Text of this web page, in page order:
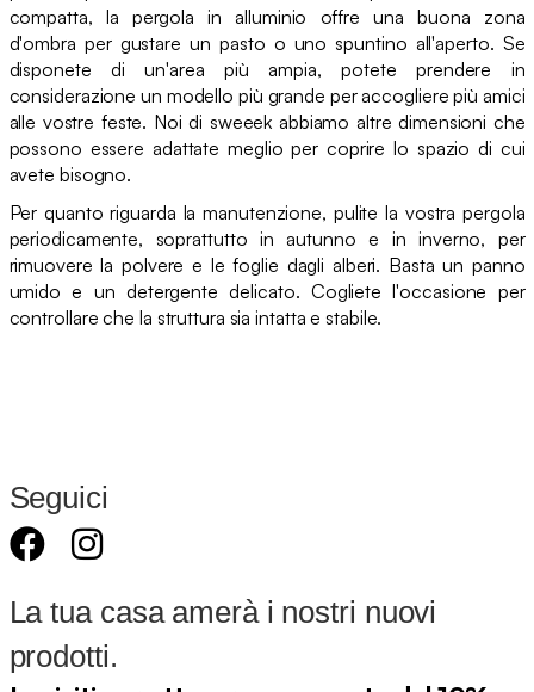
compatta, la pergola in alluminio offre una buona zona
d'ombra per gustare un pasto o uno spuntino all'aperto. Se
disponete di un'area più ampia, potete prendere in
considerazione un modello più grande per accogliere più amici
alle vostre feste. Noi di sweeek abbiamo altre dimensioni che
possono essere adattate meglio per coprire lo spazio di cui
avete bisogno.
Per quanto riguarda la manutenzione, pulite la vostra pergola
periodicamente, soprattutto in autunno e in inverno, per
rimuovere la polvere e le foglie dagli alberi. Basta un panno
umido e un detergente delicato. Cogliete l'occasione per
controllare che la struttura sia intatta e stabile.
Seguici
La tua casa amerà i nostri nuovi
prodotti.